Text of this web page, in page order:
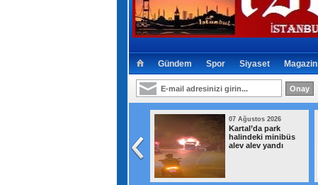
Gündem Spor Siyaset Magazin
savunma anlaşması
07 Ağustos 2026
Kartal’da park
halindeki minibüs
alev alev yandı